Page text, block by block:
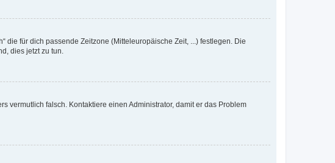
die für dich passende Zeitzone (Mitteleuropäische Zeit, ...) festlegen. Die
dies jetzt zu tun.
vermutlich falsch. Kontaktiere einen Administrator, damit er das Problem